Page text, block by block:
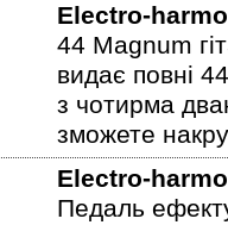
Electro-
44 Magnum
видає повні
з чотирма
зможете
Electro-
Педаль